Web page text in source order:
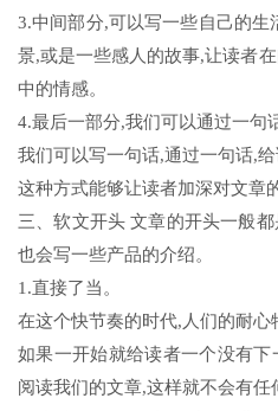
3.中间部分,可以写一些自己的
景,或是一些感人的故事,让读者
中的情感。
4.最后一部分,我们可以通过一句
我们可以写一句话,通过一句话,给
这种方式能够让读者加深对文章
三、软文开头 文章的开头一般
也会写一些产品的介绍。
1.直接了当。
在这个快节奏的时代,人们的耐心
如果一开始就给读者一个没有
阅读我们的文章,这样就不会有任